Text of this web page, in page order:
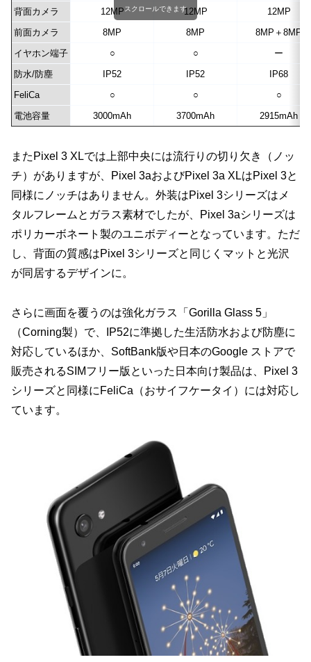
背面カメラ 12MP 12MP
12MP
前面カメラ
8MP 8MP
8MP＋8MP
イヤホン端子
○ ○
ー
防水/防塵
IP52 IP52
IP68
FeliCa
○ ○
○
電池容量
3000mAh 3700mAh 2915mAh
スクロールできます
またPixel 3 XLでは上部中央には流行りの切り欠き（ノッ
チ）がありますが、Pixel 3aおよびPixel 3a XLはPixel 3と
同様にノッチはありません。外装はPixel 3シリーズはメ
タルフレームとガラス素材でしたが、Pixel 3aシリーズは
ポリカーボネート製のユニボディーとなっています。ただ
し、背面の質感はPixel 3シリーズと同じくマットと光沢
が同居するデザインに。
さらに画面を覆うのは強化ガラス「Gorilla Glass 5」
（Corning製）で、IP52に準拠した生活防水および防塵に
対応しているほか、SoftBank版や日本のGoogle ストアで
販売されるSIMフリー版といった日本向け製品は、Pixel 3
シリーズと同様にFeliCa（おサイフケータイ）には対応し
ています。